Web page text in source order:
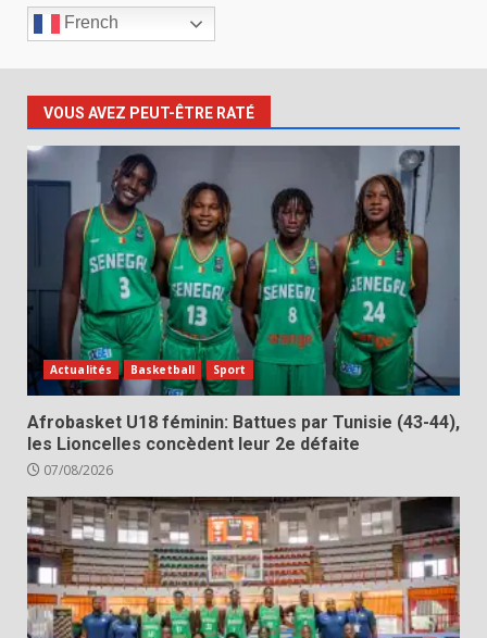
French
VOUS AVEZ PEUT-ÊTRE RATÉ
Actualités Basketball Sport
Afrobasket U18 féminin: Battues par Tunisie (43-44),
les Lioncelles concèdent leur 2e défaite
07/08/2026